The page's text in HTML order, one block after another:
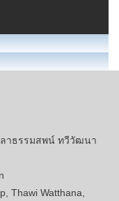
าธรรมสพน์ ทวีวัฒนา
Thawi Watthana,